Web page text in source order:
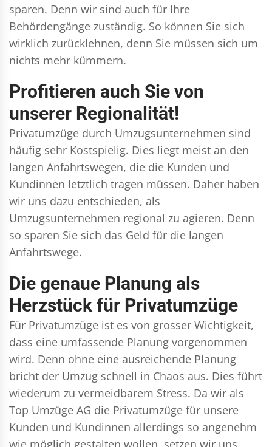
sparen. Denn wir sind auch für Ihre
Behördengänge zuständig. So können Sie sich
wirklich zurücklehnen, denn Sie müssen sich um
nichts mehr kümmern.
Profitieren auch Sie von
unserer Regionalität!
Privatumzüge durch Umzugsunternehmen sind
häufig sehr Kostspielig. Dies liegt meist an den
langen Anfahrtswegen, die die Kunden und
Kundinnen letztlich tragen müssen. Daher haben
wir uns dazu entschieden, als
Umzugsunternehmen regional zu agieren. Denn
so sparen Sie sich das Geld für die langen
Anfahrtswege.
Die genaue Planung als
Herzstück für Privatumzüge
Für Privatumzüge ist es von grosser Wichtigkeit,
dass eine umfassende Planung vorgenommen
wird. Denn ohne eine ausreichende Planung
bricht der Umzug schnell in Chaos aus. Dies führt
wiederum zu vermeidbarem Stress. Da wir als
Top Umzüge AG die Privatumzüge für unsere
Kunden und Kundinnen allerdings so angenehm
wie möglich gestalten wollen, setzen wir uns